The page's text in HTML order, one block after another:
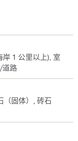
岸 1 公里以上), 室
道路
（固体）, 砖石